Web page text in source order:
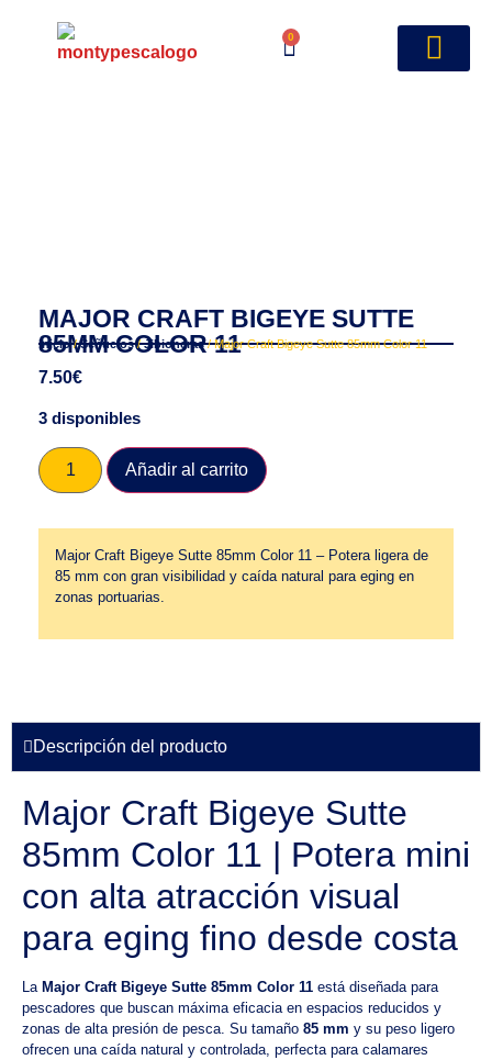
0
MAJOR CRAFT BIGEYE SUTTE
85MM COLOR 11
Inicio/Señuelos/Jibioneras/ Major Craft Bigeye Sutte 85mm Color 11
7.50€
3 disponibles
Añadir al carrito
Major Craft Bigeye Sutte 85mm Color 11 – Potera ligera de
85 mm con gran visibilidad y caída natural para eging en
zonas portuarias.
Descripción del producto
Major Craft Bigeye Sutte
85mm Color 11 | Potera mini
con alta atracción visual
para eging fino desde costa
La Major Craft Bigeye Sutte 85mm Color 11 está diseñada para
pescadores que buscan máxima eficacia en espacios reducidos y
zonas de alta presión de pesca. Su tamaño 85 mm y su peso ligero
ofrecen una caída natural y controlada, perfecta para calamares